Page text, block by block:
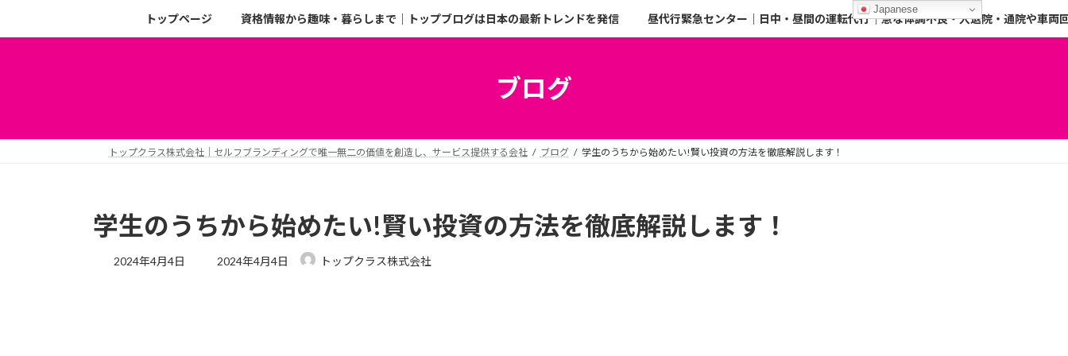
トップページ 資格情報から趣味・暮らしまで｜トップブログは日本の最新トレンドを発信 昼代行緊急センター｜日中・昼間の運転代行｜急な体調不良・入退院・通院や車両
ブログ
トップクラス株式会社｜セルフブランディングで唯一無二の価値を創造し、サービス提供する会社 ブログ 学生のうちから始めたい!賢い投資の方法を徹底解説します！
学生のうちから始めたい!賢い投資の方法を徹底解説します！
2024年4月4日 2024年4月4日 トップクラス株式会社
Japanese